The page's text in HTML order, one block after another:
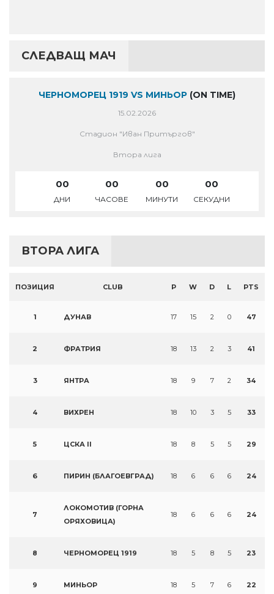
СЛЕДВАЩ МАЧ
ЧЕРНОМОРЕЦ 1919 VS МИНЬОР (ON TIME)
15.02.2026
Стадион "Иван Притъргов"
Втора лига
00
ДНИ
00
ЧАСОВЕ
00
МИНУТИ
00
СЕКУДНИ
ВТОРА ЛИГА
ПОЗИЦИЯ CLUB P W D L PTS
1 ДУНАВ 17 15 2 0 47
2 ФРАТРИЯ 18 13 2 3 41
3 ЯНТРА 18 9 7 2 34
4 ВИХРЕН 18 10 3 5 33
5 ЦСКА II 18 8 5 5 29
6 ПИРИН (БЛАГОЕВГРАД) 18 6 6 6 24
7
ЛОКОМОТИВ (ГОРНА
ОРЯХОВИЦА)
18 6 6 6 24
8 ЧЕРНОМОРЕЦ 1919 18 5 8 5 23
9 МИНЬОР 18 5 7 6 22